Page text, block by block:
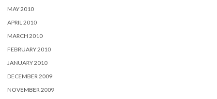
MAY 2010
APRIL 2010
MARCH 2010
FEBRUARY 2010
JANUARY 2010
DECEMBER 2009
NOVEMBER 2009